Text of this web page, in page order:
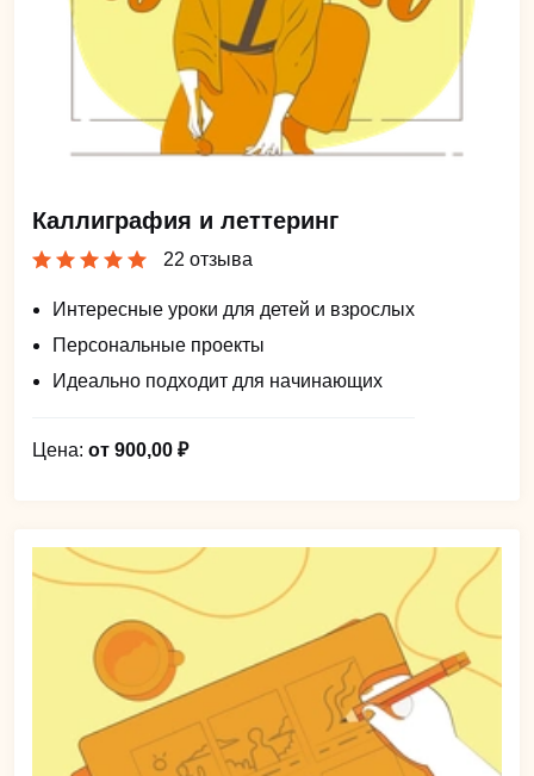
Каллиграфия и леттеринг
22 отзыва
Интересные уроки для детей и взрослых
Персональные проекты
Идеально подходит для начинающих
Цена: от 900,00 ₽